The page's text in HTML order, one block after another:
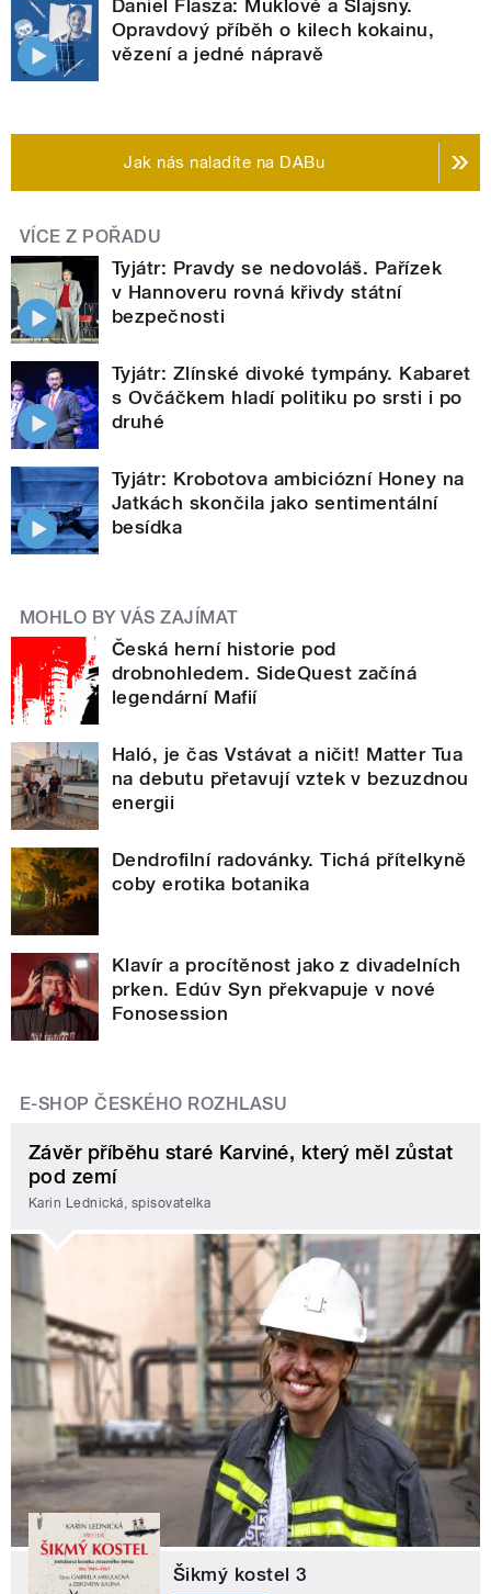
Daniel Flasza: Muklové a Šlajsny.
Opravdový příběh o kilech kokainu,
vězení a jedné nápravě
Jak nás naladíte na DABu
VÍCE Z POŘADU
Tyjátr: Pravdy se nedovoláš. Pařízek
v Hannoveru rovná křivdy státní
bezpečnosti
Tyjátr: Zlínské divoké tympány. Kabaret
s Ovčáčkem hladí politiku po srsti i po
druhé
Tyjátr: Krobotova ambiciózní Honey na
Jatkách skončila jako sentimentální
besídka
MOHLO BY VÁS ZAJÍMAT
Česká herní historie pod
drobnohledem. SideQuest začíná
legendární Mafií
Haló, je čas Vstávat a ničit! Matter Tua
na debutu přetavují vztek v bezuzdnou
energii
Dendrofilní radovánky. Tichá přítelkyně
coby erotika botanika
Klavír a procítěnost jako z divadelních
prken. Edúv Syn překvapuje v nové
Fonosession
E-SHOP ČESKÉHO ROZHLASU
Závěr příběhu staré Karviné, který měl zůstat
pod zemí
Karin Lednická, spisovatelka
Šikmý kostel 3